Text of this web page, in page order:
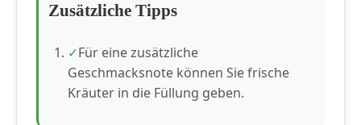
Zusätzliche Tipps
Für eine zusätzliche
Geschmacksnote können Sie frische
Kräuter in die Füllung geben.